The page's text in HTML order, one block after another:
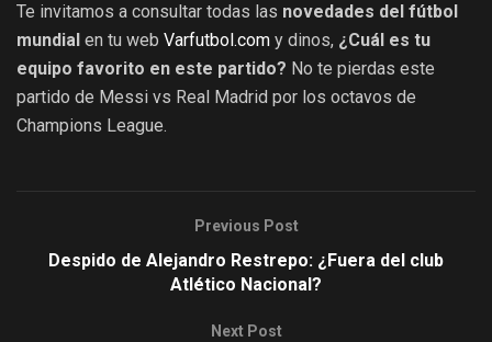
Te invitamos a consultar todas las novedades del fútbol
mundial en tu web Varfutbol.com y dinos, ¿Cuál es tu
equipo favorito en este partido? No te pierdas este
partido de Messi vs Real Madrid por los octavos de
Champions League.
Previous Post
Despido de Alejandro Restrepo: ¿Fuera del club
Atlético Nacional?
Next Post